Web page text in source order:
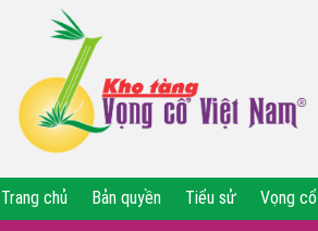
Trang chủ Bản quyền Tiểu sử Vọng cổ